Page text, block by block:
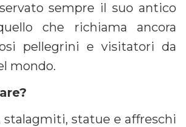
sempre il suo antico
che richiama ancora
pellegrini e visitatori da
mondo.
statue e affreschi